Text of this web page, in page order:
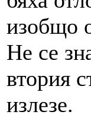
изобщо
Не се
втория
излезе.